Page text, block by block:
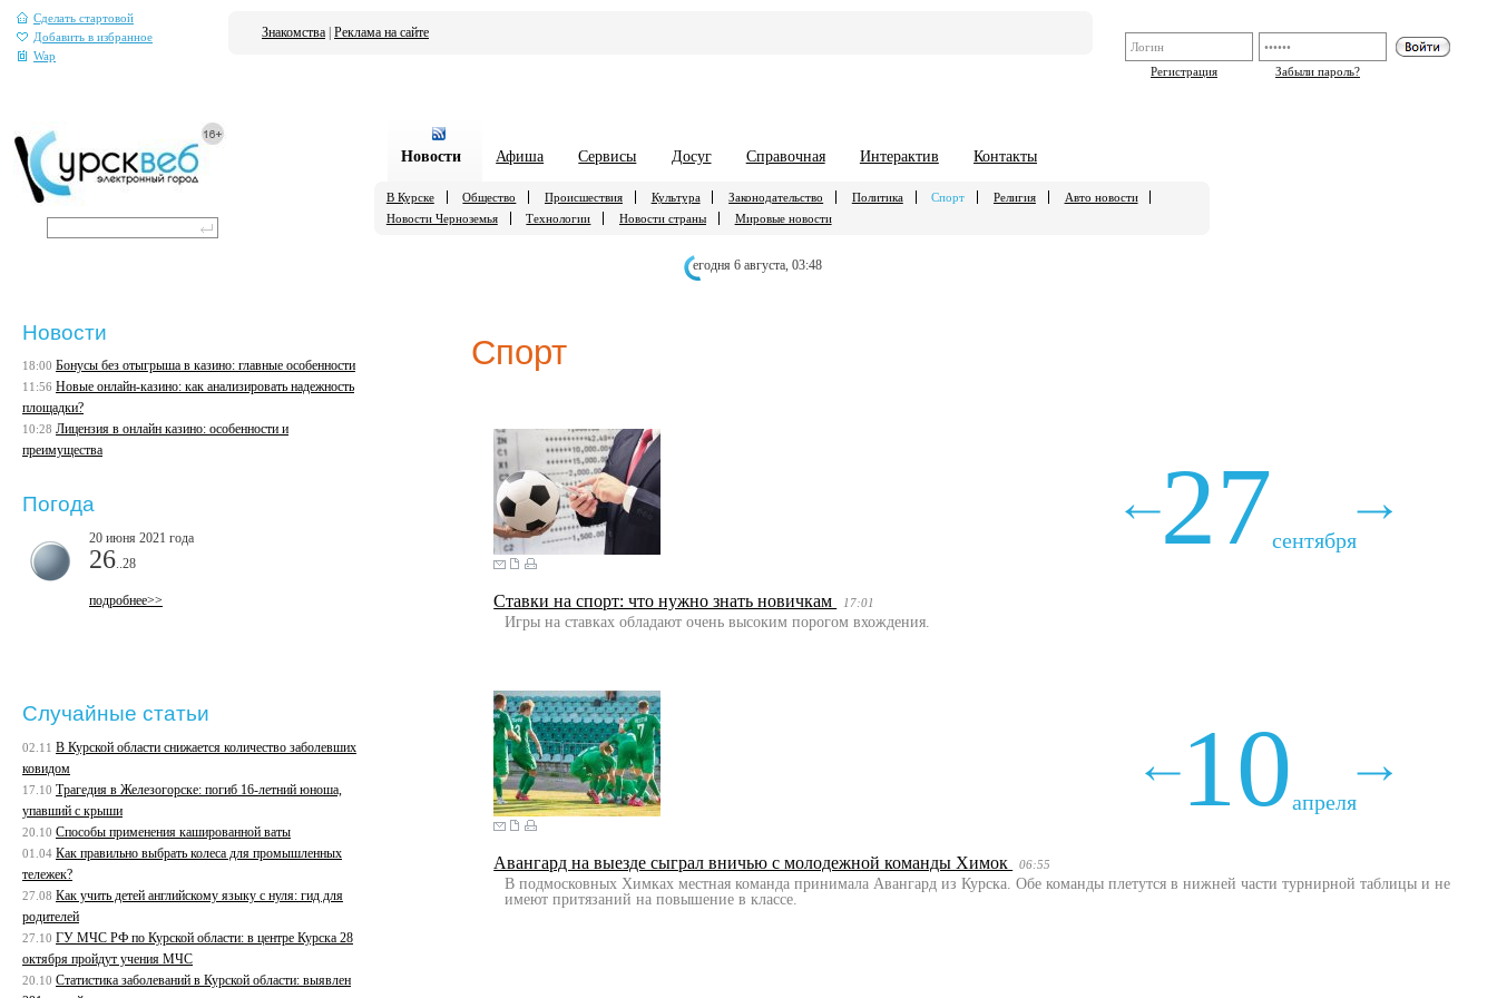
Сделать стартовой
Добавить в избранное
Wap
Регистрация
Забыли пароль?
Знакомства Реклама на сайте
Новости Афиша Сервисы Досуг Справочная Интерактив Контакты
В Курске Общество Происшествия Культура Законодательство Политика Спорт Религия
Авто новости
Новости Черноземья
Технологии Новости страны Мировые новости
егодня 6 августа, 03:48
Спорт
сентября
27
Ставки на спорт: что нужно знать новичкам 17:01
Игры на ставках обладают очень высоким порогом вхождения.
апреля
10
Авангард на выезде сыграл вничью с молодежной команды Химок 06:55
В подмосковных Химках местная команда принимала Авангард из Курска. Обе команды плетутся в нижней части турнирной таблицы и не
имеют притязаний на повышение в классе.
Новости
18:00 Бонусы без отыгрыша в казино: главные особенности
11:56 Новые онлайн-казино: как анализировать надежность
площадки?
10:28 Лицензия в онлайн казино: особенности и
преимущества
Погода
20 июня 2021 года
26 ..28
подробнее>>
Случайные статьи
02.11 В Курской области снижается количество заболевших
ковидом
17.10 Трагедия в Железогорске: погиб 16-летний юноша,
упавший с крыши
20.10 Способы применения кашированной ваты
01.04 Как правильно выбрать колеса для промышленных
тележек?
27.08 Как учить детей английскому языку с нуля: гид для
родителей
27.10 ГУ МЧС РФ по Курской области: в центре Курска 28
октября пройдут учения МЧС
20.10 Статистика заболеваний в Курской области: выявлен